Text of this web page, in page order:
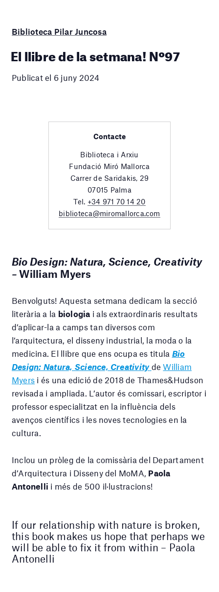
Biblioteca Pilar Juncosa
El llibre de la setmana! Nº97
Publicat el 6 juny 2024
Contacte
Biblioteca i Arxiu
Fundació Miró Mallorca
Carrer de Saridakis, 29
07015 Palma
Tel. +34 971 70 14 20
biblioteca@miromallorca.com
Bio Design: Natura, Science, Creativity
– William Myers
Benvolguts! Aquesta setmana dedicam la secció
literària a la biologia i als extraordinaris resultats
d’aplicar-la a camps tan diversos com
l’arquitectura, el disseny industrial, la moda o la
medicina. El llibre que ens ocupa es titula Bio
Design: Natura, Science, Creativity deWilliam
Myers i és una edició de 2018 de Thames&Hudson
revisada i ampliada. L’autor és comissari, escriptor i
professor especialitzat en la influència dels
avenços científics i les noves tecnologies en la
cultura.
Inclou un pròleg de la comissària del Departament
d’Arquitectura i Disseny del MoMA, Paola
Antonelli i més de 500 il·lustracions!
If our relationship with nature is broken,
this book makes us hope that perhaps we
will be able to fix it from within – Paola
Antonelli